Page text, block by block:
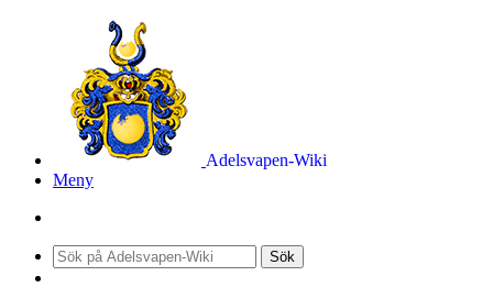
Adelsvapen-Wiki
Meny
Sök